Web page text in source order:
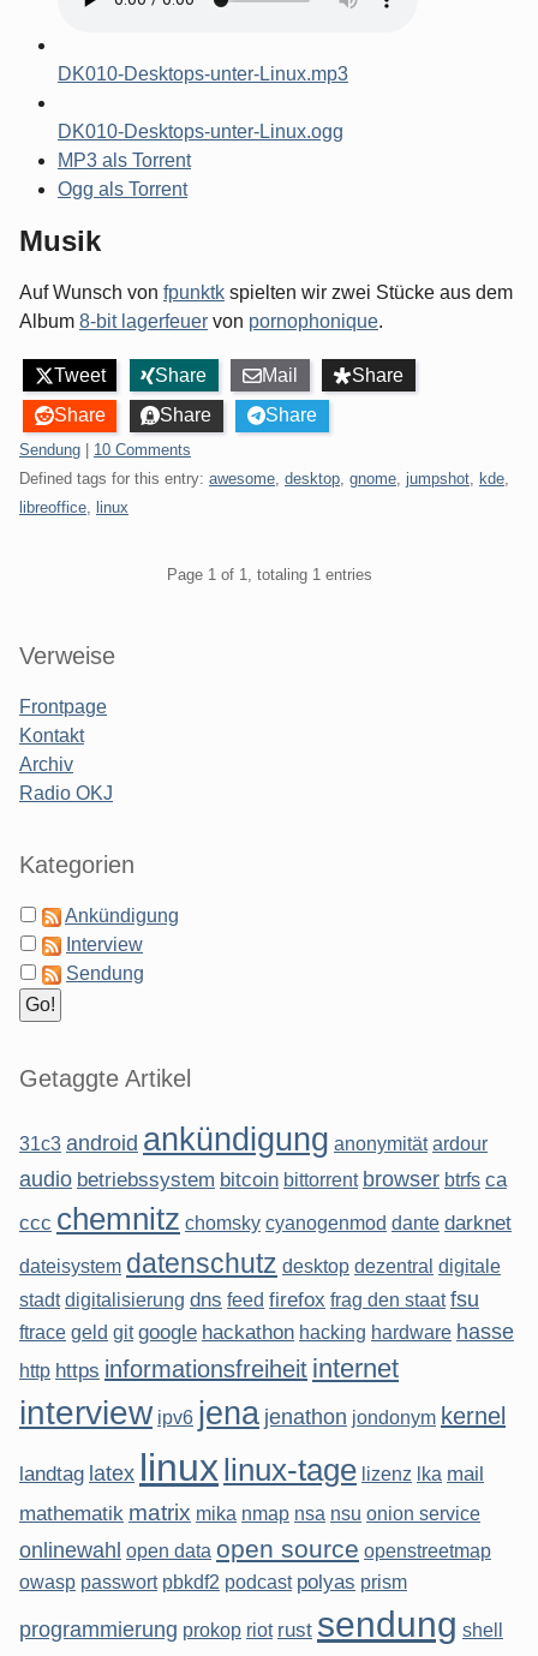
DK010-Desktops-unter-Linux.mp3
DK010-Desktops-unter-Linux.ogg
MP3 als Torrent
Ogg als Torrent
Musik
Auf Wunsch von fpunktk spielten wir zwei Stücke aus dem
Album 8-bit lagerfeuer von pornophonique.
Tweet Share Mail
Share
Share
Share Share
Categories:
Sendung
10 Comments
Defined tags for this entry: awesome, desktop, gnome, jumpshot, kde,
libreoffice, linux
Page 1 of 1, totaling 1 entries
Sidebar
Verweise
Frontpage
Kontakt
Archiv
Radio OKJ
Kategorien
Ankündigung
Interview
Sendung
Getaggte Artikel
31c3 android ankündigung anonymität ardour
audio betriebssystem bitcoin bittorrent browser btrfs ca
ccc chemnitz chomsky cyanogenmod dante darknet
dateisystem datenschutz desktop dezentral digitale
stadt digitalisierung dns feed firefox frag den staat fsu
ftrace geld git google hackathon hacking hardware hasse
http https informationsfreiheit internet
interview ipv6 jena jenathon jondonym kernel
landtag latex linux linux-tage lizenz lka mail
mathematik matrix mika nmap nsa nsu onion service
onlinewahl open data open source openstreetmap
owasp passwort pbkdf2 podcast polyas prism
programmierung prokop riot rust sendung shell